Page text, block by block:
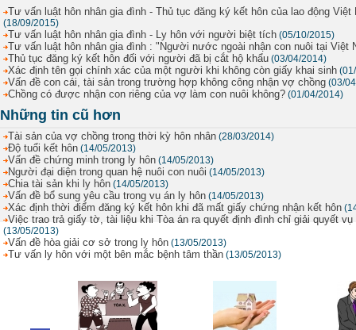
Tư vấn luật hôn nhân gia đình - Thủ tục đăng ký kết hôn của lao động
(18/09/2015)
Tư vấn luật hôn nhân gia đình - Ly hôn với người biệt tích (05/10/2015)
Tư vấn luật hôn nhân gia đình : "Người nước ngoài nhận con nuôi tại Việt
Thủ tục đăng ký kết hôn đối với người đã bị cắt hộ khẩu (03/04/2014)
Xác định tên gọi chính xác của một người khi không còn giấy khai sinh
Vấn đề con cái, tài sản trong trường hợp không công nhận vợ chồng (03/
Chồng có được nhận con riêng của vợ làm con nuôi không? (01/04/2014)
Những tin cũ hơn
Tài sản của vợ chồng trong thời kỳ hôn nhân (28/03/2014)
Độ tuổi kết hôn (14/05/2013)
Vấn đề chứng minh trong ly hôn (14/05/2013)
Người đại diện trong quan hệ nuôi con nuôi (14/05/2013)
Chia tài sản khi ly hôn (14/05/2013)
Vấn đề bổ sung yêu cầu trong vụ án ly hôn (14/05/2013)
Xác định thời điểm đăng ký kết hôn khi đã mất giấy chứng nhận kết hôn
Việc trao trả giấy tờ, tài liệu khi Tòa án ra quyết định đình chỉ giải quyết vụ
(13/05/2013)
Vấn đề hòa giải cơ sở trong ly hôn (13/05/2013)
Tư vấn ly hôn với một bên mắc bệnh tâm thần (13/05/2013)